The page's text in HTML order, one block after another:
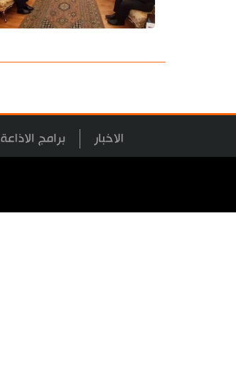
الاخبار برامج الاذاعة